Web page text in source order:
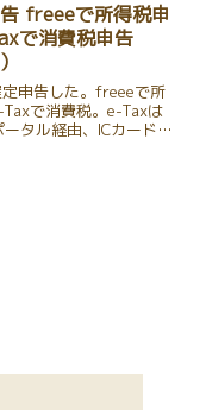
freeeで所得税申
で消費税申告
定申告した。freeeで所
で消費税。e-Taxは
タル経由、ICカードリ